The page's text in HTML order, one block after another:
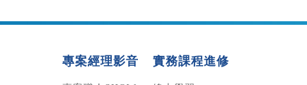
專案經理影音 實務課程進修